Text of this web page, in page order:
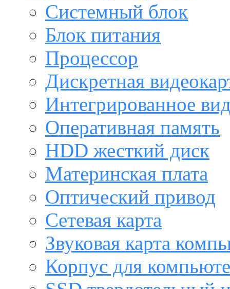
Системный блок
Блок питания
Процессор
Дискретная
Интегрированное
Оперативная память
HDD жесткий диск
Материнская плата
Оптический привод
Сетевая карта
Звуковая карта
Корпус для